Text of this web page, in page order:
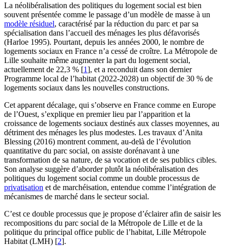
La néolibéralisation des politiques du logement social est bien
souvent présentée comme le passage d’un modèle de masse à un
modèle résiduel, caractérisé par la réduction du parc et par sa
spécialisation dans l’accueil des ménages les plus défavorisés
(Harloe 1995). Pourtant, depuis les années 2000, le nombre de
logements sociaux en France n’a cessé de croître. La Métropole de
Lille souhaite même augmenter la part du logement social,
actuellement de 22,3 % [1], et a reconduit dans son dernier
Programme local de l’habitat (2022-2028) un objectif de 30 % de
logements sociaux dans les nouvelles constructions.
Cet apparent décalage, qui s’observe en France comme en Europe
de l’Ouest, s’explique en premier lieu par l’apparition et la
croissance de logements sociaux destinés aux classes moyennes, au
détriment des ménages les plus modestes. Les travaux d’Anita
Blessing (2016) montrent comment, au-delà de l’évolution
quantitative du parc social, on assiste dorénavant à une
transformation de sa nature, de sa vocation et de ses publics cibles.
Son analyse suggère d’aborder plutôt la néolibéralisation des
politiques du logement social comme un double processus de
privatisation et de marchéisation, entendue comme l’intégration de
mécanismes de marché dans le secteur social.
C’est ce double processus que je propose d’éclairer afin de saisir les
recompositions du parc social de la Métropole de Lille et de la
politique du principal office public de l’habitat, Lille Métropole
Habitat (LMH) [2].